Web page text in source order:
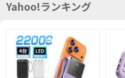
Yahoo!ランキング